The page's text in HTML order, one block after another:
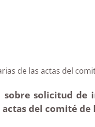
de las actas
solicitud de
del comité de